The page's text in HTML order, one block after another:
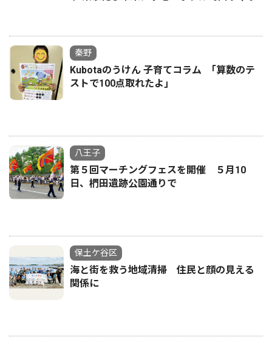
秦野
Kubotaのうけん 子育てコラム ｢算数のテ
ストで100点取れたよ｣
八王子
第５回マーチングフェスを開催 ５月10
日、椚田遺跡公園通りで
保土ケ谷区
海と街を救う地域清掃 住民と顔の見える
関係に